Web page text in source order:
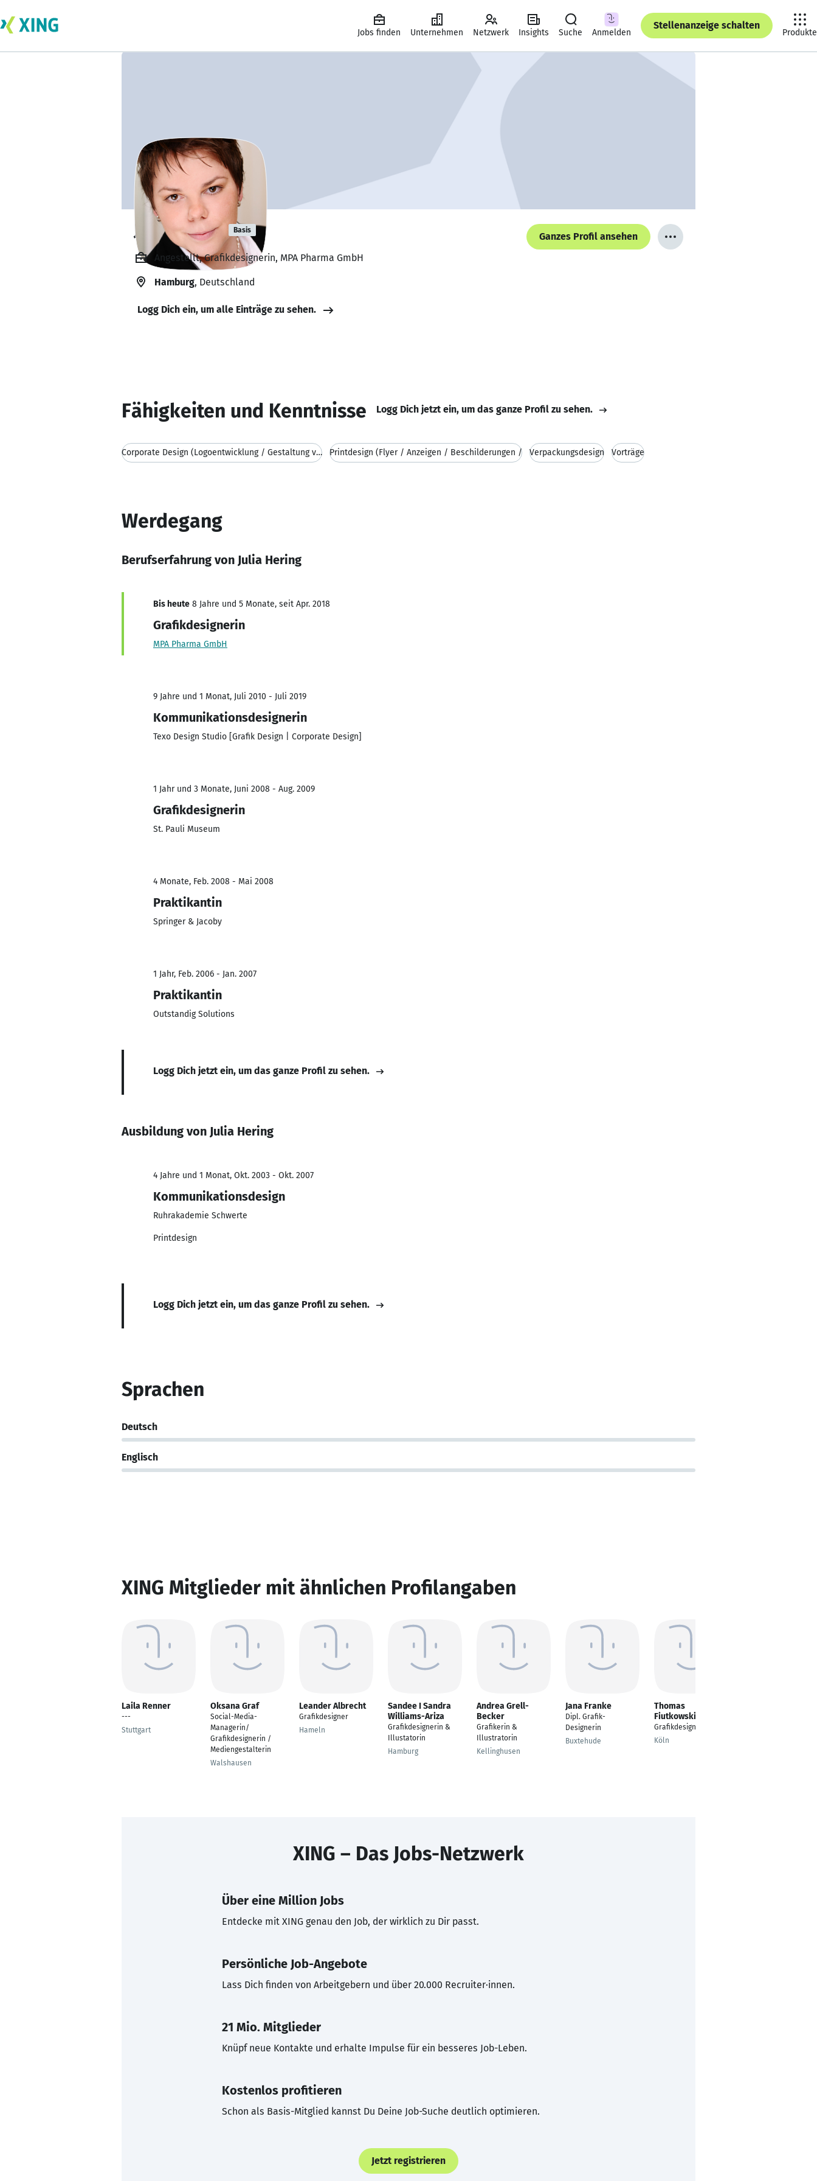
Jobs finden Unternehmen Netzwerk Insights Suche Anmelden
Stellenanzeige schalten
Produkte
Julia Hering Basis
Ganzes Profil ansehen
Angestellt, Grafikdesignerin, MPA Pharma GmbH
Hamburg, Deutschland
Logg Dich ein, um alle Einträge zu sehen.
Fähigkeiten und Kenntnisse Logg Dich jetzt ein, um das ganze Profil zu sehen.
Corporate Design (Logoentwicklung / Gestaltung von Printdesign (Flyer / Anzeigen / Beschilderungen / Verpackungsdesign Vorträge
Werdegang
Berufserfahrung von Julia Hering
Bis heute 8 Jahre und 5 Monate, seit Apr. 2018
Grafikdesignerin
MPA Pharma GmbH
9 Jahre und 1 Monat, Juli 2010 - Juli 2019
Kommunikationsdesignerin
Texo Design Studio [Grafik Design | Corporate Design]
1 Jahr und 3 Monate, Juni 2008 - Aug. 2009
Grafikdesignerin
St. Pauli Museum
4 Monate, Feb. 2008 - Mai 2008
Praktikantin
Springer & Jacoby
1 Jahr, Feb. 2006 - Jan. 2007
Praktikantin
Outstandig Solutions
Logg Dich jetzt ein, um das ganze Profil zu sehen.
Ausbildung von Julia Hering
4 Jahre und 1 Monat, Okt. 2003 - Okt. 2007
Kommunikationsdesign
Ruhrakademie Schwerte
Printdesign
Logg Dich jetzt ein, um das ganze Profil zu sehen.
Sprachen
Deutsch
Englisch
XING Mitglieder mit ähnlichen Profilangaben
Laila Renner
---
Stuttgart
Oksana Graf
Social-Media-
Managerin/
Grafikdesignerin /
Mediengestalterin
Walshausen
Leander Albrecht
Grafikdesigner
Hameln
Sandee I Sandra
Williams-Ariza
Grafikdesignerin &
Illustatorin
Hamburg
Andrea Grell-
Becker
Grafikerin &
Illustratorin
Kellinghusen
Jana Franke
Dipl. Grafik-
Designerin
Buxtehude
Thomas
Fiutkowski
Grafikdesigner
Köln
XING – Das Jobs-Netzwerk
Über eine Million Jobs
Entdecke mit XING genau den Job, der wirklich zu Dir passt.
Persönliche Job-Angebote
Lass Dich finden von Arbeitgebern und über 20.000 Recruiter·innen.
21 Mio. Mitglieder
Knüpf neue Kontakte und erhalte Impulse für ein besseres Job-Leben.
Kostenlos profitieren
Schon als Basis-Mitglied kannst Du Deine Job-Suche deutlich optimieren.
Jetzt registrieren